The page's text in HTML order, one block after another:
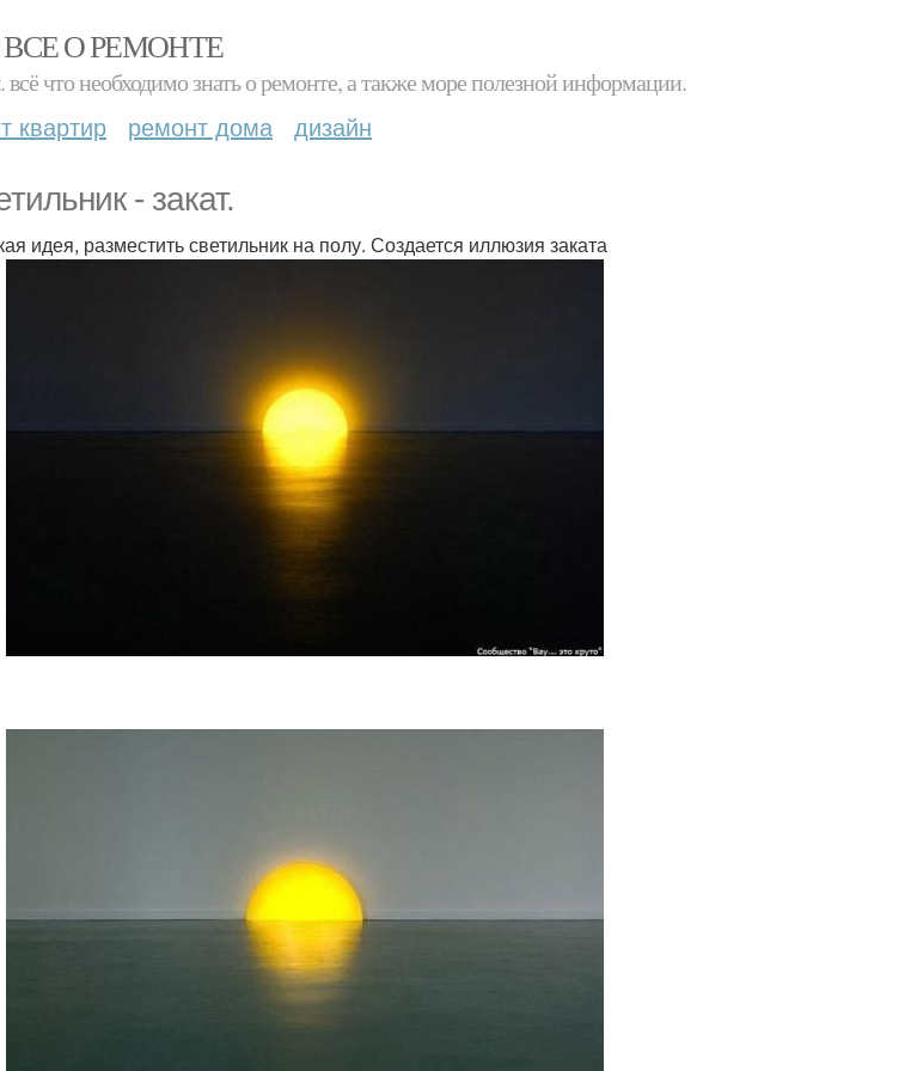
ВСЕ О РЕМОНТЕ
что необходимо знать о ремонте, а также море полезной информации.
квартир ремонт дома дизайн
- закат.
идея, разместить светильник на полу. Создается иллюзия заката